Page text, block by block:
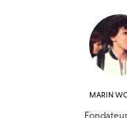
MARIN